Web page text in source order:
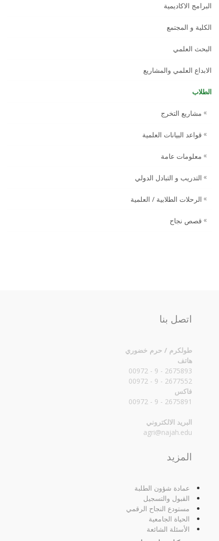
البرامج الاكاديمية
الكلية و المجتمع
البحث العلمي
الابداع العلمي والمشاريع
الطلاب
مشاريع التخرج
قواعد البيانات العلمية
معلومات عامة
التدريب و التبادل الدولي
الرحلات الطلابية / العلمية
قصص نجاح
اتصل بنا
طولكرم / حرم خضوري
هاتف
2675893 - 9 - 00972
2677552 - 9 - 00972
فاكس
2675891 - 9 - 00972
البريد الالكتروني
agri@najah.edu
المزيد
عمادة شؤون الطلبة
القبول والتسجيل
مستودع النجاح الرقمي
الحياة الجامعية
الأسئلة الشائعة